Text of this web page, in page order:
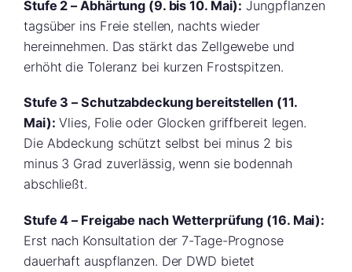
Stufe 2 – Abhärtung (9. bis 10. Mai): Jungpflanzen
tagsüber ins Freie stellen, nachts wieder
hereinnehmen. Das stärkt das Zellgewebe und
erhöht die Toleranz bei kurzen Frostspitzen.
Stufe 3 – Schutzabdeckung bereitstellen (11.
Mai): Vlies, Folie oder Glocken griffbereit legen.
Die Abdeckung schützt selbst bei minus 2 bis
minus 3 Grad zuverlässig, wenn sie bodennah
abschließt.
Stufe 4 – Freigabe nach Wetterprüfung (16. Mai):
Erst nach Konsultation der 7-Tage-Prognose
dauerhaft auspflanzen. Der DWD bietet